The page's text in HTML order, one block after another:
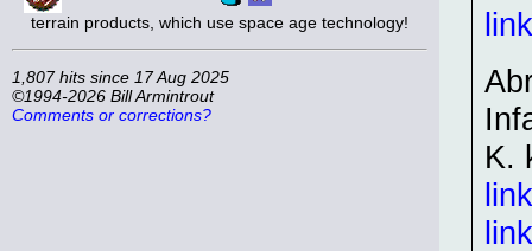
terrain products, which use space age technology!
1,807 hits since 17 Aug 2025
©1994-2026 Bill Armintrout
Comments or corrections?
link
K.
link
link